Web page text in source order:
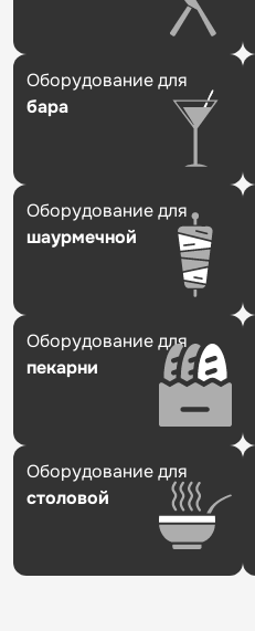
Оборудование для
бара
Оборудование для
шаурмечной
Оборудование для
пекарни
Оборудование для
столовой